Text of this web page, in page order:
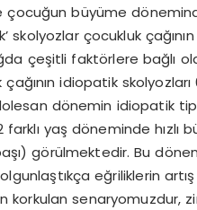
çocuğun büyüme
skolyozlar çocukluk
çeşitli faktörlere bağlı
çağının idiopatik
dönemin idiopatik
farklı yaş döneminde
görülmektedir. Bu
eğriliklerin artış
senaryomuzdur,